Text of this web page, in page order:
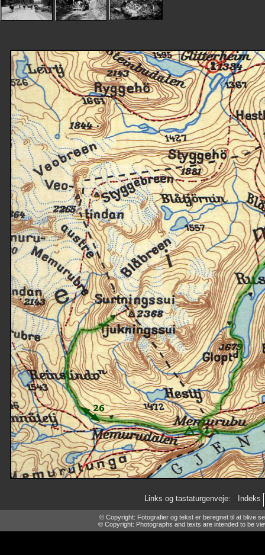
Links og tastaturgenveje: Indeks
© Copyright: Fotografier og tekst er beregnet til at blive
© Copyright: Photographs and texts are intended to be